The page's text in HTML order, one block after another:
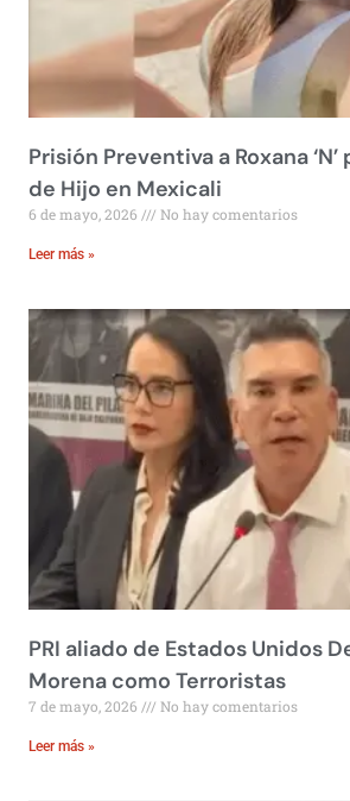
Prisión Preventiva a Roxana
de Hijo en Mexicali
6 de mayo, 2026 No hay comentarios
Leer más »
PRI aliado de Estados Unidos
Morena como Terroristas
7 de mayo, 2026 No hay comentarios
Leer más »